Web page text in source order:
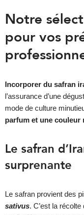
Notre
pour vos
Incorporer du safran
l’assurance d’une
mode de culture
parfum et une couleur
Le safran
surprenante
Le safran provient des
sativus. C’est la